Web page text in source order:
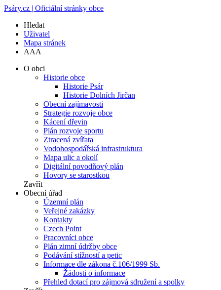
Psáry.cz | Oficiální stránky obce
Hledat
Uživatel
Mapa stránek
AAA
O obci
Historie obce
Historie Psár
Historie Dolních Jirčan
Obecní zajímavosti
Strategie rozvoje obce
Kácení dřevin
Plán rozvoje sportu
Ztracená zvířata
Vodohospodářská infrastruktura
Mapa ulic a okolí
Digitální povodňový plán
Hovory se starostkou
Zavřít
Obecní úřad
Územní plán
Veřejné zakázky
Kontakty
Czech Point
Pracovníci obce
Plán zimní údržby obce
Podávání stížností a petic
Informace dle zákona č.106/1999 Sb.
Žádosti o informace
Přehled dotací pro zájmová sdružení a spolky